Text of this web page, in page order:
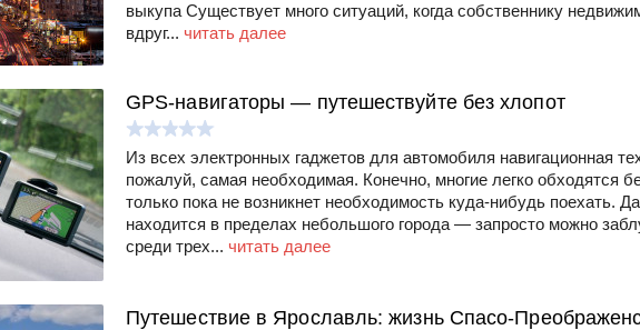
выкупа Существует много ситуаций, когда собственнику
вдруг... читать далее
GPS-навигаторы — путешествуйте без хлопот
Из всех электронных гаджетов для автомобиля навигационная
пожалуй, самая необходимая. Конечно, многие легко обходятся
только пока не возникнет необходимость куда-нибудь поехать.
находится в пределах небольшого города — запросто можно
среди трех... читать далее
Путешествие в Ярославль: жизнь Спасо-